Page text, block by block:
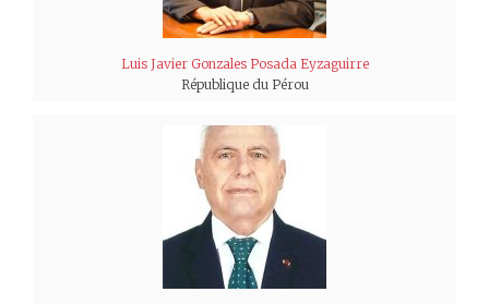
Luis Javier Gonzales Posada Eyzaguirre
République du Pérou